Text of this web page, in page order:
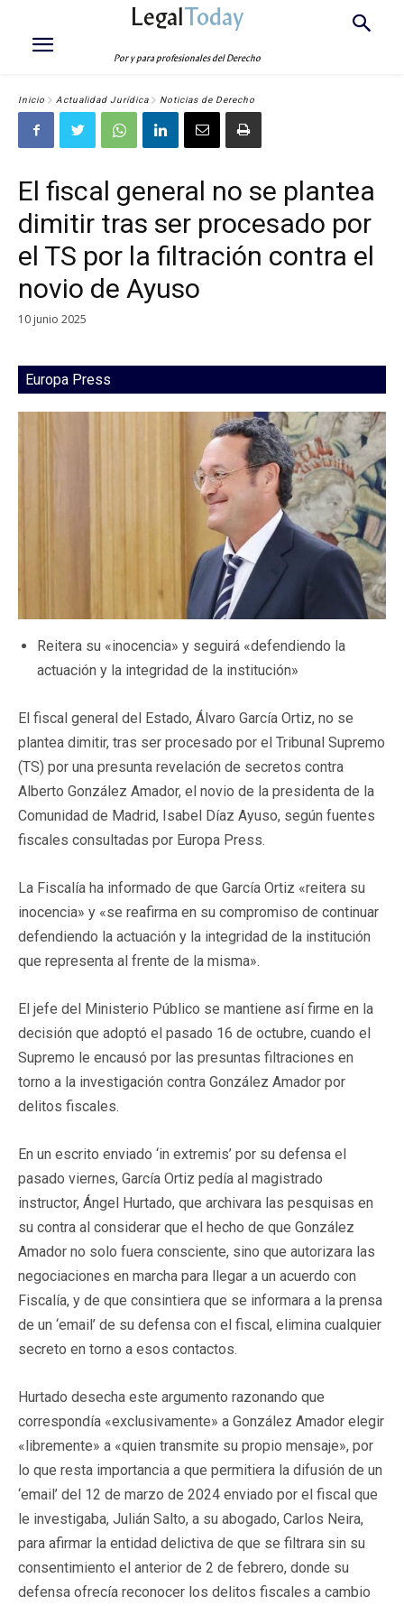
LegalToday
Por y para profesionales del Derecho
Inicio Actualidad Jurídica Noticias de Derecho
El fiscal general no se plantea
dimitir tras ser procesado por
el TS por la filtración contra el
novio de Ayuso
10 junio 2025
Europa Press
Reitera su «inocencia» y seguirá «defendiendo la
actuación y la integridad de la institución»
El fiscal general del Estado, Álvaro García Ortiz, no se
plantea dimitir, tras ser procesado por el Tribunal Supremo
(TS) por una presunta revelación de secretos contra
Alberto González Amador, el novio de la presidenta de la
Comunidad de Madrid, Isabel Díaz Ayuso, según fuentes
fiscales consultadas por Europa Press.
La Fiscalía ha informado de que García Ortiz «reitera su
inocencia» y «se reafirma en su compromiso de continuar
defendiendo la actuación y la integridad de la institución
que representa al frente de la misma».
El jefe del Ministerio Público se mantiene así firme en la
decisión que adoptó el pasado 16 de octubre, cuando el
Supremo le encausó por las presuntas filtraciones en
torno a la investigación contra González Amador por
delitos fiscales.
En un escrito enviado ‘in extremis’ por su defensa el
pasado viernes, García Ortiz pedía al magistrado
instructor, Ángel Hurtado, que archivara las pesquisas en
su contra al considerar que el hecho de que González
Amador no solo fuera consciente, sino que autorizara las
negociaciones en marcha para llegar a un acuerdo con
Fiscalía, y de que consintiera que se informara a la prensa
de un ‘email’ de su defensa con el fiscal, elimina cualquier
secreto en torno a esos contactos.
Hurtado desecha este argumento razonando que
correspondía «exclusivamente» a González Amador elegir
«libremente» a «quien transmite su propio mensaje», por
lo que resta importancia a que permitiera la difusión de un
‘email’ del 12 de marzo de 2024 enviado por el fiscal que
le investigaba, Julián Salto, a su abogado, Carlos Neira,
para afirmar la entidad delictiva de que se filtrara sin su
consentimiento el anterior de 2 de febrero, donde su
defensa ofrecía reconocer los delitos fiscales a cambio